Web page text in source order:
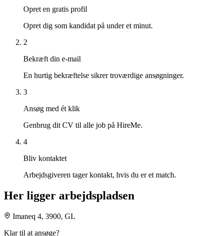
Opret en gratis profil
Opret dig som kandidat på under et minut.
2
Bekræft din e-mail
En hurtig bekræftelse sikrer troværdige ansøgninger.
3
Ansøg med ét klik
Genbrug dit CV til alle job på HireMe.
4
Bliv kontaktet
Arbejdsgiveren tager kontakt, hvis du er et match.
Her ligger arbejdspladsen
Imaneq 4, 3900, GL
Klar til at ansøge?